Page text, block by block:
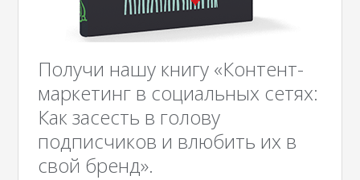
Получи нашу книгу «Контент-
маркетинг в социальных сетях:
Как засесть в голову
подписчиков и влюбить их в
свой бренд».